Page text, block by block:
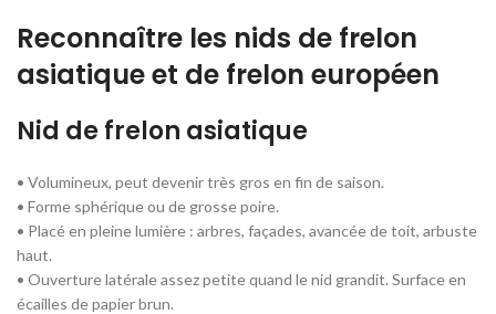
Reconnaître les nids de frelon
asiatique et de frelon européen
Nid de frelon asiatique
• Volumineux, peut devenir très gros en fin de saison.
• Forme sphérique ou de grosse poire.
• Placé en pleine lumière : arbres, façades, avancée de toit, arbuste
haut.
• Ouverture latérale assez petite quand le nid grandit. Surface en
écailles de papier brun.